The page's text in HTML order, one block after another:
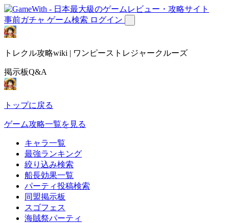
事前ガチャ ゲーム検索 ログイン
トレクル攻略wiki | ワンピーストレジャークルーズ
掲示板Q&A
トップに戻る
ゲーム攻略一覧を見る
キャラ一覧
最強ランキング
絞り込み検索
船長効果一覧
パーティ投稿検索
同盟掲示板
スゴフェス
海賊祭パーティ